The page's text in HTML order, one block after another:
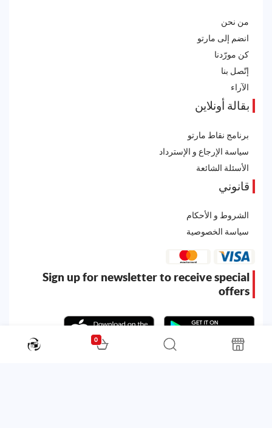
من نحن
انضم إلى مارتو
كن مورّدنا
إتّصل بنا
الآراء
بقالة أونلاين
برنامج نقاط مارتو
سياسة الإرجاع و الإسترداد
الأسئلة الشائعة
قانوني
الشروط و الأحكام
سياسة الخصوصية
Sign up for newsletter to receive special
offers
0